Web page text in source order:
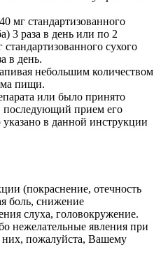
мг стандартизованного
3 раза в день или по 2
сухого
в день.
небольшим количеством
пищи.
или было принято
последующий прием его
указано в данной инструкции
(покраснение, отечность
боль, снижение
слуха, головокружение.
нежелательные явления при
них, пожалуйста, Вашему